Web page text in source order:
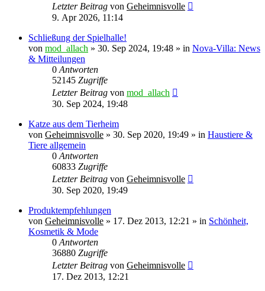
Letzter Beitrag von Geheimnisvolle
9. Apr 2026, 11:14
Schließung der Spielhalle!
von mod_allach » 30. Sep 2024, 19:48 » in Nova-Villa: News
& Mitteilungen
0Antworten
52145 Zugriffe
Letzter Beitrag von mod_allach
30. Sep 2024, 19:48
Katze aus dem Tierheim
von Geheimnisvolle » 30. Sep 2020, 19:49 » in Haustiere &
Tiere allgemein
0Antworten
60833 Zugriffe
Letzter Beitrag von Geheimnisvolle
30. Sep 2020, 19:49
Produktempfehlungen
von Geheimnisvolle » 17. Dez 2013, 12:21 » in Schönheit,
Kosmetik & Mode
0Antworten
36880 Zugriffe
Letzter Beitrag von Geheimnisvolle
17. Dez 2013, 12:21